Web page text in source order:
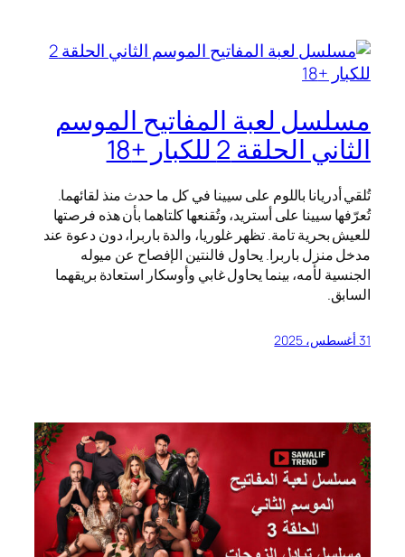
مسلسل لعبة المفاتيح الموسم
الثاني الحلقة 2 للكبار +18
تُلقي أدريانا باللوم على سيينا في كل ما حدث منذ لقائهما.
تُعرّفها سيينا على أستريد، وتُقنعها كلتاهما بأن هذه فرصتها
للعيش بحرية تامة. تظهر غلوريا، والدة باربرا، دون دعوة عند
مدخل منزل باربرا. يحاول فالنتين الإفصاح عن ميوله
الجنسية لأمه، بينما يحاول غابي وأوسكار استعادة بريقهما
السابق.
31 أغسطس، 2025